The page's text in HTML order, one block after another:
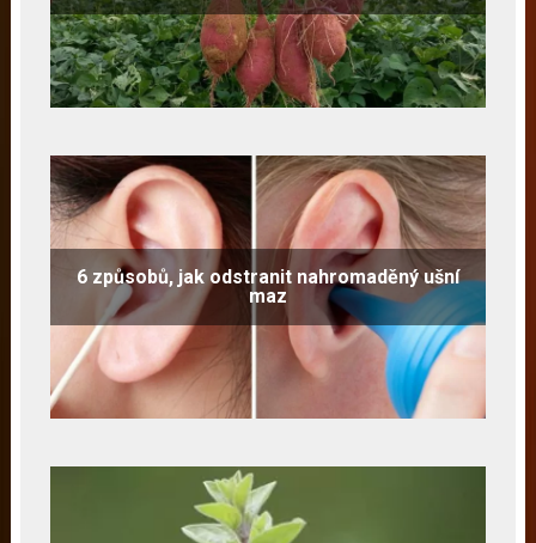
6 způsobů, jak odstranit nahromaděný ušní
maz